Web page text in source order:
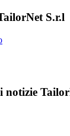
S.r.l
notizie